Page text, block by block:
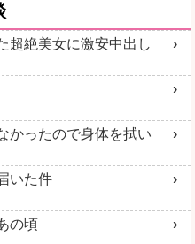
超絶美女に激安中出し
かったので身体を拭い
いた件
の頃